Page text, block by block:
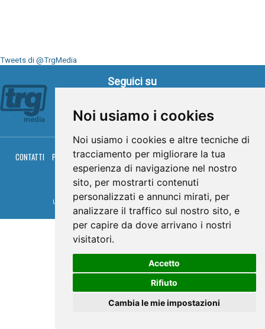
Noi usiamo i cookies
Noi usiamo i cookies e altre tecniche di
tracciamento per migliorare la tua
esperienza di navigazione nel nostro
sito, per mostrarti contenuti
personalizzati e annunci mirati, per
analizzare il traffico sul nostro sito, e
per capire da dove arrivano i nostri
visitatori.
Accetto
Rifiuto
Cambia le mie impostazioni
Tweets di @TrgMedia
Seguici su
CONTATTI PRIVACY COOKIES PALINSESTO DIRETTA TV
DIRETTA RADIO
RGM HITRADIO
© TRG Media 2005-2026
Umbria Televisioni s.r.l. - P.I.00496230541 - www.trgmedia.it- Powered by